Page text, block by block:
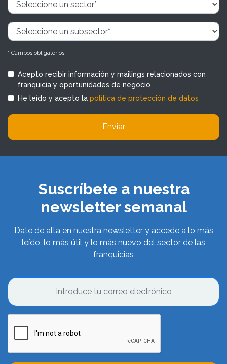
* Campos obligatorios
Acepto recibir información y mailings relacionados con
franquicia y oportunidades de negocio
He leído y acepto la política de protección de datos
Enviar
Suscríbete a nuestra
newsletter semanal
Date de alta en nuestra newsletter y accede a lo más
leído, lo más útil y lo más nuevo del sector de las
franquicias